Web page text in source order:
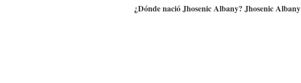
¿Dónde nacióJhosenic Albany? Jhosenic Albany